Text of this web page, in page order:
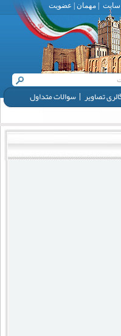
سایت مهمان عضویت
تصاویر سوالات متداول